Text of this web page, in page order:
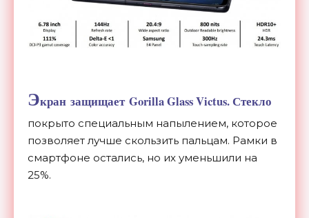
Экран защищает Gorilla Glass Victus. Стекло
покрыто специальным напылением, которое
позволяет лучше скользить пальцам. Рамки в
смартфоне остались, но их уменьшили на
25%.